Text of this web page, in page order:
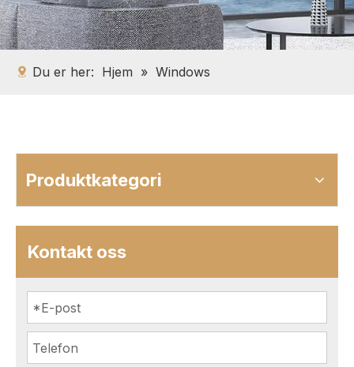
Du er her: Hjem » Windows
Produktkategori
Kontakt oss